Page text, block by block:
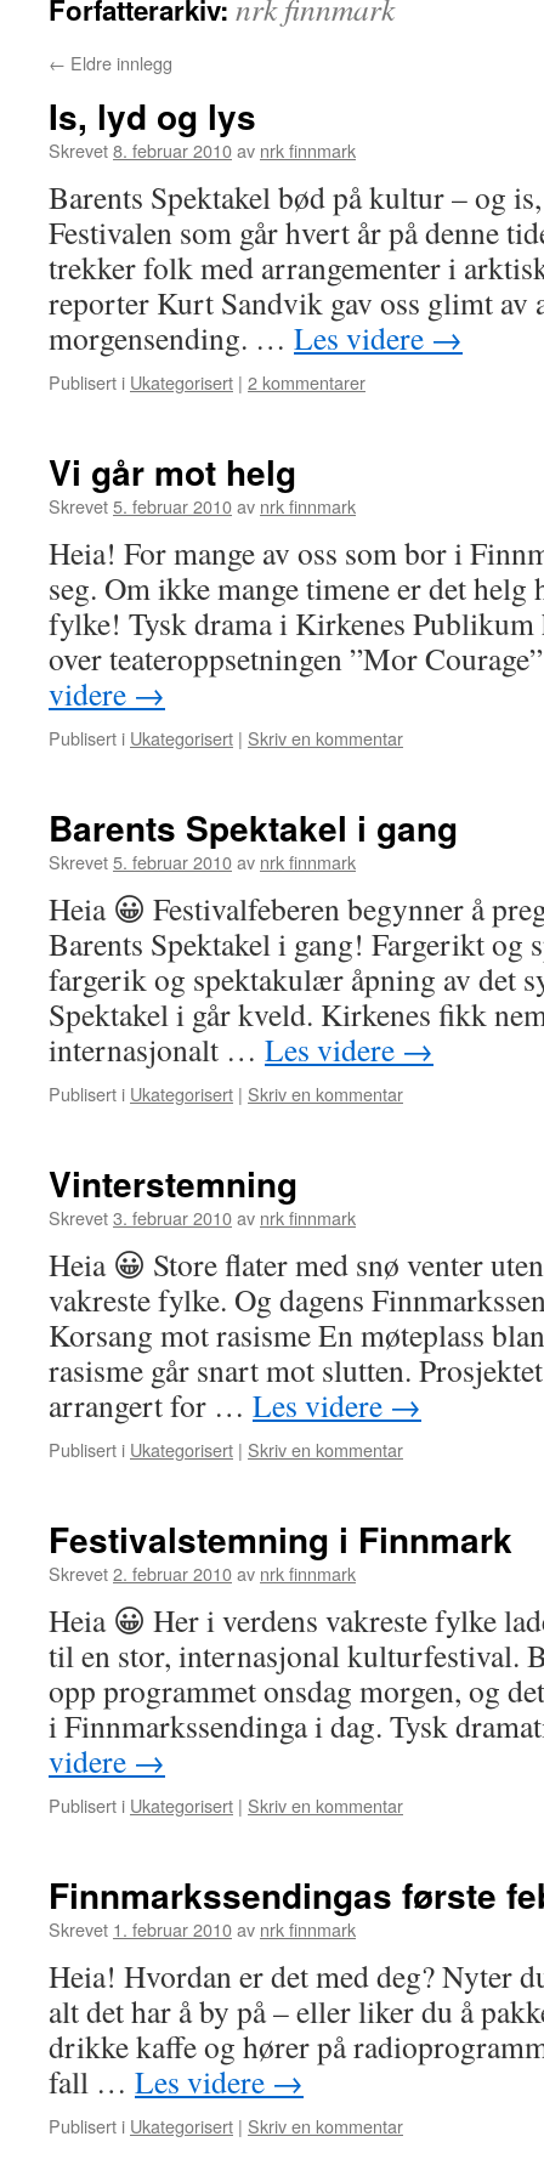
Forfatterarkiv: nrk finnmark
← Eldre innlegg
Is, lyd og lys
Skrevet8. februar 2010av nrk finnmark
Barents Spektakel bød på kultur – og
Festivalen som går hvert år på denne
trekker folk med arrangementer i
reporter Kurt Sandvik gav oss glimt av
morgensending. … Les videre →
Publisert i Ukategorisert | 2 kommentarer
Vi går mot helg
Skrevet5. februar 2010av nrk finnmark
Heia! For mange av oss som bor i
seg. Om ikke mange timene er det helg
fylke! Tysk drama i Kirkenes Publikum
over teateroppsetningen ”Mor
videre →
Publisert i Ukategorisert | Skriv en kommentar
Barents Spektakel i gang
Skrevet5. februar 2010av nrk finnmark
Heia 😀 Festivalfeberen begynner å
Barents Spektakel i gang! Fargerikt og
fargerik og spektakulær åpning av det
Spektakel i går kveld. Kirkenes fikk
internasjonalt … Les videre →
Publisert i Ukategorisert | Skriv en kommentar
Vinterstemning
Skrevet3. februar 2010av nrk finnmark
Heia 😀 Store flater med snø venter
vakreste fylke. Og dagens
Korsang mot rasisme En møteplass
rasisme går snart mot slutten.
arrangert for … Les videre →
Publisert i Ukategorisert | Skriv en kommentar
Festivalstemning i Finnmark
Skrevet2. februar 2010av nrk finnmark
Heia 😀 Her i verdens vakreste fylke
til en stor, internasjonal kulturfestival.
opp programmet onsdag morgen, og
i Finnmarkssendinga i dag. Tysk
videre →
Publisert i Ukategorisert | Skriv en kommentar
Finnmarkssendingas første
Skrevet 1. februar 2010av nrk finnmark
Heia! Hvordan er det med deg? Nyter
alt det har å by på – eller liker du å
drikke kaffe og hører på
fall … Les videre →
Publisert i Ukategorisert | Skriv en kommentar